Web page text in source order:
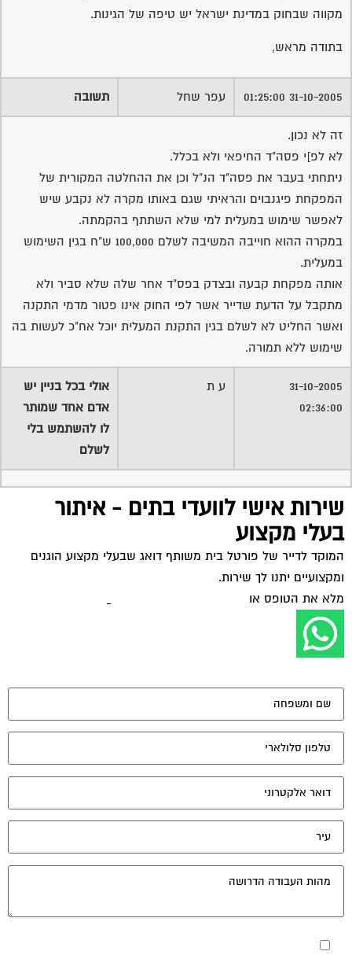
מקווה שבחוק במדינת ישראל יש טיפה של הגינות.
בתודה מראש,
31-10-2005 01:25:00 עפר שחל תשובה
זה לא נכון.
לא לפ]י פסה"ד החיפאי ולא בכלל.
ניתחתי בעבר את פסה"ד הנ"ל וכן את ההחלטה המקורית של
המפקחת פיגנבוים והראיתי שגם באותו מקרה לא נקבע שיש
לאפשר שימוש במעלית למי שלא השתתף בהקמתה.
במקרה ההוא חוייבה המשיבה לשלם 100,000 ש"ח בגין השימוש
במעלית.
אותה מפקחת קבעה ובצדק בפס"ד אחר שלה שלא סביר ולא
מתקבל על הדעת שדייר אשר לפי החוק אינו פטור מדמי התקנה
ואשר החליט לא לשלם בגין התקנת המעלית יוכל אח"כ לעשות בה
שימוש ללא תמורה.
31-10-2005
02:36:00
ע ת
אולי בכל בניין יש
אדם אחד שמותר
לו להשתמש בלי
לשלם
שירות אישי לוועדי בתים - איתור
בעלי מקצוע
המוקד לדייר של פורטל בית משותף דואג שבעלי מקצוע הוגנים
ומקצועיים יתנו לך שירות.
מלא את הטופס אולחץ לשליחת הודעת ווצאפ
מאשר את תנאי הפרטיות